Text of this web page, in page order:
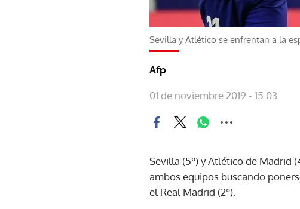
Sevilla y Atlético se enfrentan a la
Afp
01 de noviembre 2019 - 15:03
Sevilla (5º) y Atlético de Madrid
ambos equipos buscando
el Real Madrid (2º).